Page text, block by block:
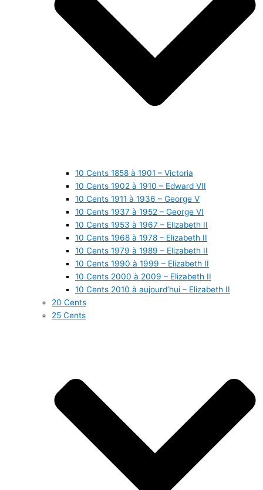
10 Cents 1858 à 1901 – Victoria
10 Cents 1902 à 1910 – Edward VII
10 Cents 1911 à 1936 – George V
10 Cents 1937 à 1952 – George VI
10 Cents 1953 à 1967 – Elizabeth II
10 Cents 1968 à 1978 – Elizabeth II
10 Cents 1979 à 1989 – Elizabeth II
10 Cents 1990 à 1999 – Elizabeth II
10 Cents 2000 à 2009 – Elizabeth II
10 Cents 2010 à aujourd’hui – Elizabeth II
20 Cents
25 Cents